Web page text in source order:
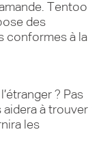
Tentoo
des
conformes à la
? Pas
à trouver
les